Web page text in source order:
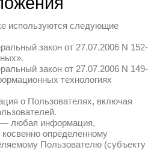
сайта
https://kpbs.ru/
Сайта, Вам
настоящей